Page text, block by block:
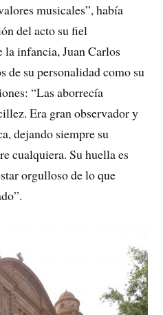
musicales”, había
del acto su fiel
la infancia, Juan Carlos
de su personalidad como su
“Las aborrecía
Era gran observador y
dejando siempre su
cualquiera. Su huella es
orgulloso de lo que